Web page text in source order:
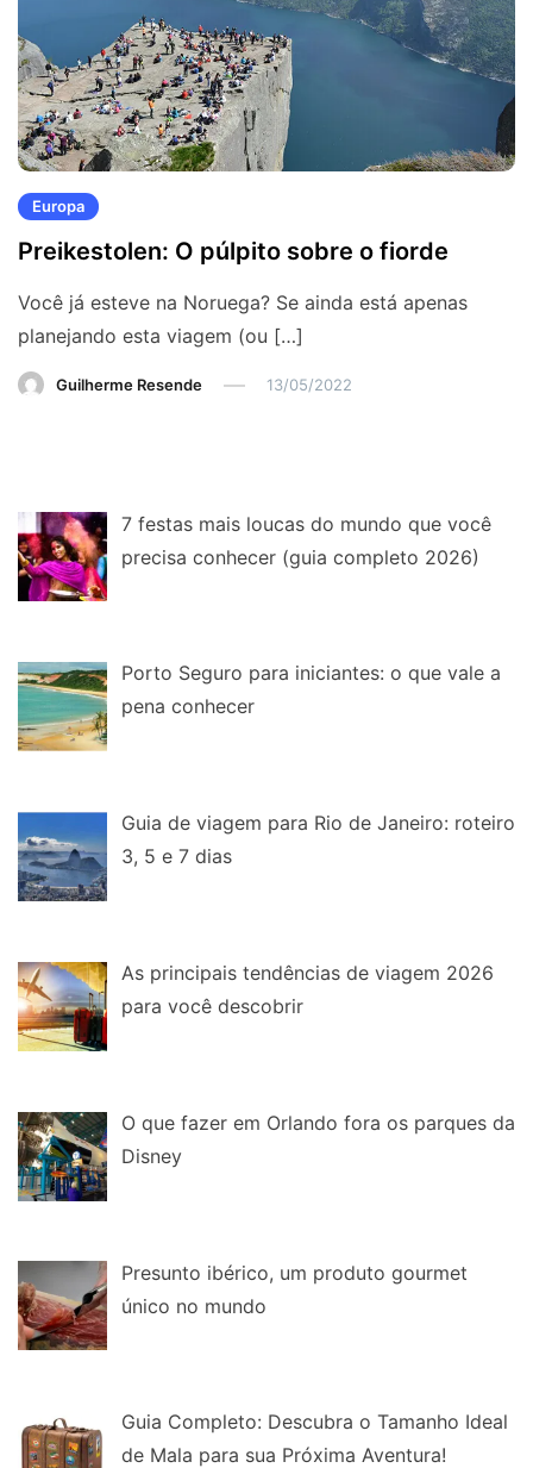
Europa
Preikestolen: O púlpito sobre o fiorde
Você já esteve na Noruega? Se ainda está apenas
planejando esta viagem (ou […]
Guilherme Resende 13/05/2022
7 festas mais loucas do mundo que você
precisa conhecer (guia completo 2026)
Porto Seguro para iniciantes: o que vale a
pena conhecer
Guia de viagem para Rio de Janeiro: roteiro
3, 5 e 7 dias
As principais tendências de viagem 2026
para você descobrir
O que fazer em Orlando fora os parques da
Disney
Presunto ibérico, um produto gourmet
único no mundo
Guia Completo: Descubra o Tamanho Ideal
de Mala para sua Próxima Aventura!